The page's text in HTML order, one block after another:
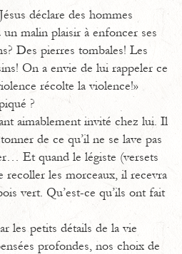
déclare des hommes
malin plaisir à enfoncer ses
Des pierres tombales! Les
On a envie de lui rappeler ce
récolte la violence!»
?
aimablement invité chez lui. Il
de ce qu’il ne se lave pas
Et quand le légiste (versets
recoller les morceaux, il recevra
vert. Qu’est-ce qu’ils ont fait
les petits détails de la vie
profondes, nos choix de